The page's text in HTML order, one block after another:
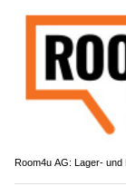
Room4u AG: Lager-